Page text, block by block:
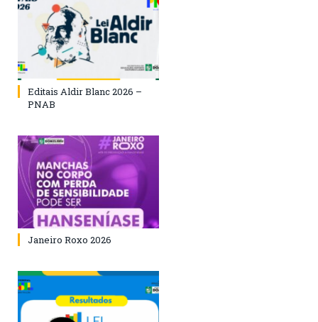
Editais Aldir Blanc 2026 –
PNAB
Janeiro Roxo 2026